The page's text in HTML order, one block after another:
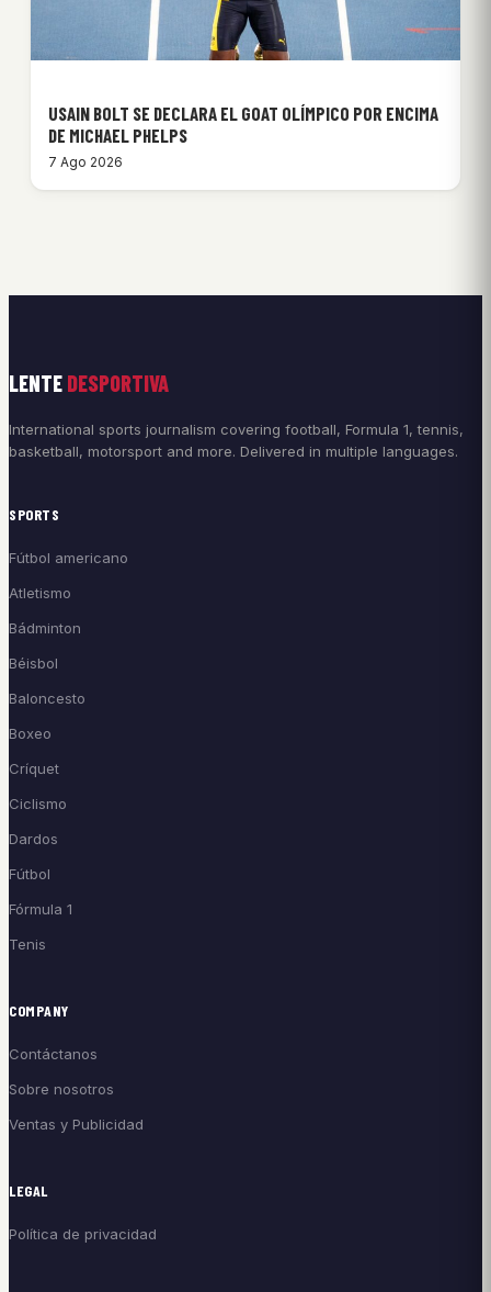
USAIN BOLT SE DECLARA EL GOAT OLÍMPICO POR ENCIMA
DE MICHAEL PHELPS
7 Ago 2026
LENTE DESPORTIVA
International sports journalism covering football, Formula 1, tennis,
basketball, motorsport and more. Delivered in multiple languages.
SPORTS
Fútbol americano
Atletismo
Bádminton
Béisbol
Baloncesto
Boxeo
Críquet
Ciclismo
Dardos
Fútbol
Fórmula 1
Tenis
COMPANY
Contáctanos
Sobre nosotros
Ventas y Publicidad
LEGAL
Política de privacidad